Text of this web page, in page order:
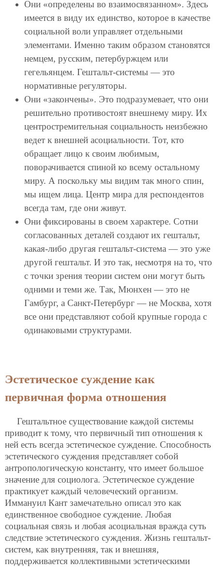
Они «определены во взаимосвязанном». Здесь
имеется в виду их единство, которое в качестве
социальной воли управляет отдельными
элементами. Именно таким образом становятся
немцем, русским, петербуржцем или
гегельянцем. Гештальт-системы — это
нормативные регуляторы.
Они «закончены». Это подразумевает, что они
решительно противостоят внешнему миру. Их
центростремительная социальность неизбежно
ведет к внешней асоциальности. Тот, кто
обращает лицо к своим любимым,
поворачивается спиной ко всему остальному
миру. А поскольку мы видим так много спин,
мы ищем лица. Центр мира для респондентов
всегда там, где они живут.
Они фиксированы в своем характере. Сотни
согласованных деталей создают их гештальт,
какая-либо другая гештальт-система — это уже
другой гештальт. И это так, несмотря на то, что
с точки зрения теории систем они могут быть
одними и теми же. Так, Мюнхен — это не
Гамбург, а Санкт-Петербург — не Москва, хотя
все они представляют собой крупные города с
одинаковыми структурами.
Эстетическое суждение как
первичная форма отношения
Гештальтное существование каждой системы
приводит к тому, что первичный тип отношения к
ней есть всегда эстетическое суждение. Способность
эстетического суждения представляет собой
антропологическую константу, что имеет большое
значение для социолога. Эстетическое суждение
практикует каждый человеческий организм.
Иммануил Кант замечательно описал это как
единственное свободное суждение. Любая
социальная связь и любая асоциальная вражда суть
следствие эстетического суждения. Жизнь гештальт-
систем, как внутренняя, так и внешняя,
поддерживается коллективными эстетическими